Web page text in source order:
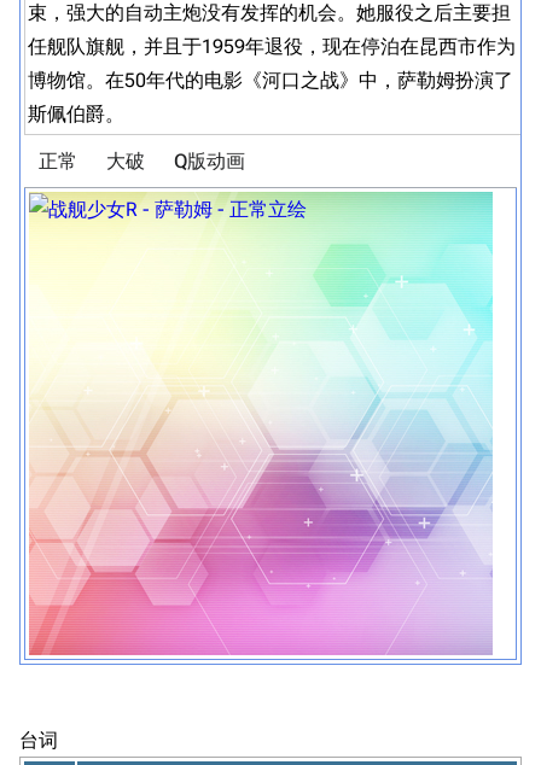
束，强大的自动主炮没有发挥的机会。她服役之后主要担
任舰队旗舰，并且于1959年退役，现在停泊在昆西市作为
博物馆。在50年代的电影《河口之战》中，萨勒姆扮演了
斯佩伯爵。
正常 大破 Q版动画
台词